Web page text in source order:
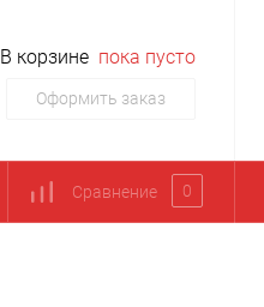
В корзине пока пусто
Оформить заказ
Сравнение 0